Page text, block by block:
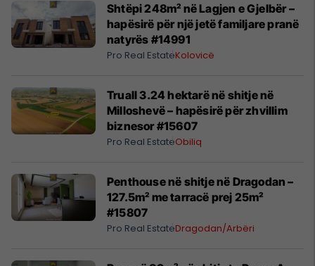
Shtëpi 248m² në Lagjen e Gjelbër –
hapësirë për një jetë familjare pranë
natyrës #14991
Pro Real EstateKolovicë
Truall 3.24 hektarë në shitje në
Milloshevë – hapësirë për zhvillim
biznesor #15607
Pro Real EstateObiliq
Penthouse në shitje në Dragodan –
127.5m² me tarracë prej 25m²
#15807
Pro Real EstateDragodan/Arbëri